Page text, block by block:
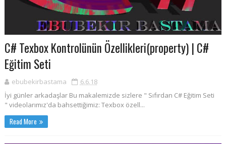
C# Texbox Kontrolünün Özellikleri(property) | C#
Eğitim Seti
ebubekirbastama
6.6.18
İyi günler arkadaşlar Bu makalemizde sizlere " Sıfırdan C# Eğitim Seti
" videolarımız'da bahsettiğimiz: Texbox özell...
Read More